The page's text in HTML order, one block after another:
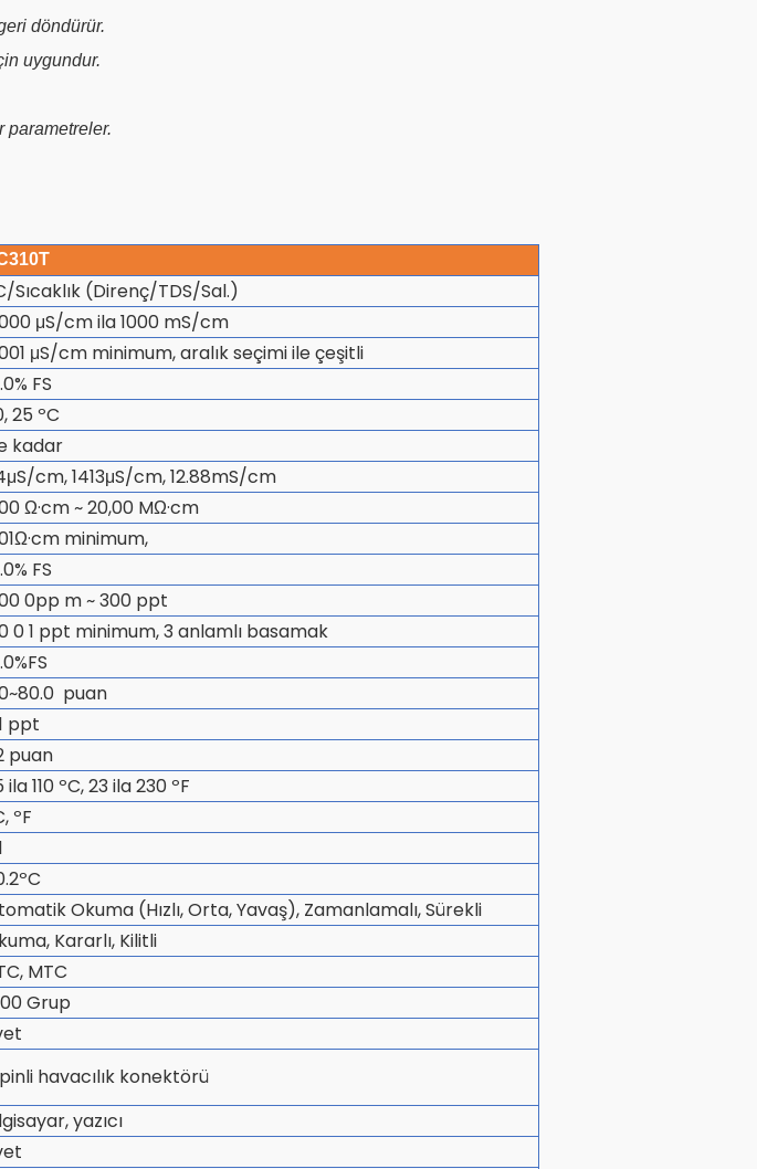
döndürür.
uygundur.
parametreler.
Sıcaklık (Direnç/TDS/Sal.)
μS/cm ila 1000 mS/cm
μS/cm minimum, aralık seçimi ile çeşitli
FS
25 ºC
kadar
cm, 1413μS/cm, 12.88mS/cm
Ω·cm ~ 20,00 MΩ·cm
minimum,
FS
0pp m ~ 300 ppt
0 1 ppt minimum, 3 anlamlı basamak
puan
ppt
puan
110 ºC, 23 ila 230 ºF
ºF
Okuma (Hızlı, Orta, Yavaş), Zamanlamalı, Sürekli
Kararlı, Kilitli
MTC
Grup
havacılık konektörü
yazıcı